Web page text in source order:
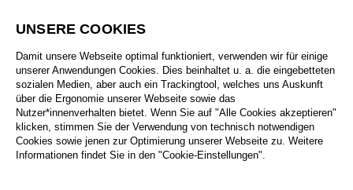
UNSERE COOKIES
Damit unsere Webseite optimal funktioniert, verwenden wir für einige
unserer Anwendungen Cookies. Dies beinhaltet u. a. die eingebetteten
sozialen Medien, aber auch ein Trackingtool, welches uns Auskunft
über die Ergonomie unserer Webseite sowie das
Nutzer*innenverhalten bietet. Wenn Sie auf "Alle Cookies akzeptieren"
klicken, stimmen Sie der Verwendung von technisch notwendigen
Cookies sowie jenen zur Optimierung unserer Webseite zu. Weitere
Informationen findet Sie in den "Cookie-Einstellungen".